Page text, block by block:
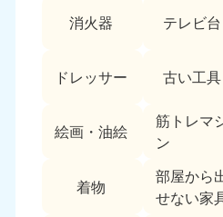
消火器 テレビ台
ドレッサー 古い工具
絵画・油絵
筋トレマ
ン
着物
部屋から
せない家
島根県
香川県
9:00〜19:00 年中無休